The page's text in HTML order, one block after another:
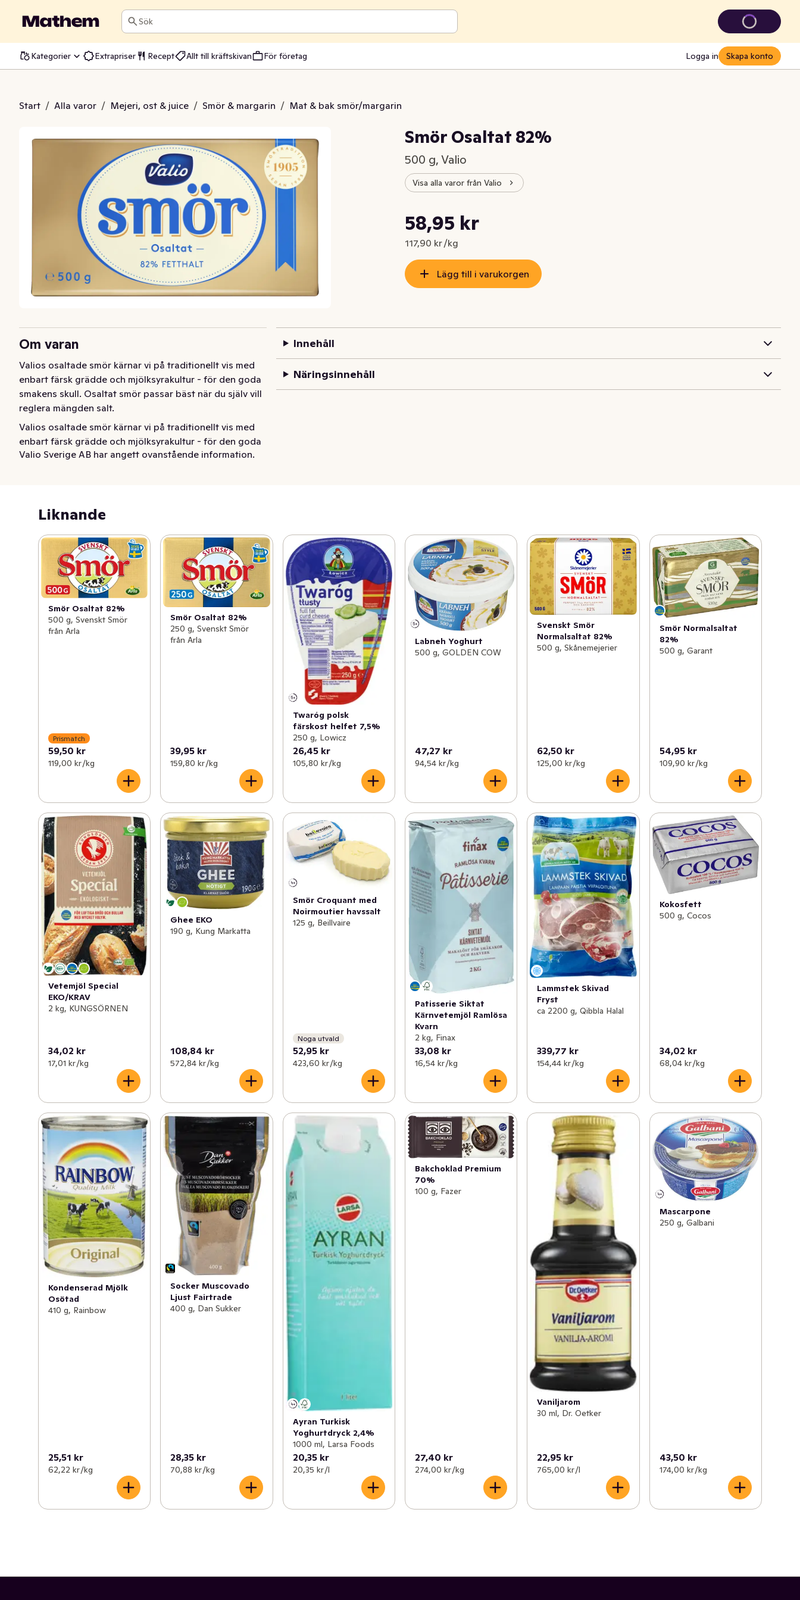
Sök
Kategorier Extrapriser Recept Allt till kräftskivan För företag Logga in Skapa konto
Start / Alla varor / Mejeri, ost & juice / Smör & margarin / Mat & bak smör/margarin
Osaltat 82%
Smör Osaltat 82%
500 g, Valio
Visa alla varor från Valio
Nuvarande pris är: 58,95 kr
58,95 kr
117,90 kr /kg
Styckpris: 117,90 kr /kg
Lägg till i varukorgen
Om varan
Valios osaltade smör kärnar vi på traditionellt vis med
enbart färsk grädde och mjölksyrakultur - för den goda
smakens skull. Osaltat smör passar bäst när du själv vill
reglera mängden salt.
Valios osaltade smör kärnar vi på traditionellt vis med
enbart färsk grädde och mjölksyrakultur - för den goda
smakens skull. Osaltat smör passar bäst när du själv vill
Valio Sverige AB har angett ovanstående information.
Innehåll
Näringsinnehåll
Liknande
Smör Osaltat 82%
500 g, Svenskt Smör
från Arla
Prismatch
59,50 kr
119,00 kr /kg
Smör Osaltat 82%
250 g, Svenskt Smör
från Arla
39,95 kr
159,80 kr /kg
Twaróg polsk
färskost helfet 7,5%
250 g, Lowicz
26,45 kr
105,80 kr /kg
Labneh Yoghurt
500 g, GOLDEN COW
47,27 kr
94,54 kr /kg
Svenskt Smör
Normalsaltat 82%
500 g, Skånemejerier
62,50 kr
125,00 kr /kg
Smör Normalsaltat
82%
500 g, Garant
54,95 kr
109,90 kr /kg
Vetemjöl Special
EKO/KRAV
2 kg, KUNGSÖRNEN
34,02 kr
17,01 kr /kg
Ghee EKO
190 g, Kung Markatta
108,84 kr
572,84 kr /kg
Smör Croquant med
Noirmoutier havssalt
125 g, Beillvaire
Noga utvald
52,95 kr
423,60 kr /kg
Patisserie Siktat
Kärnvetemjöl Ramlösa
Kvarn
2 kg, Finax
33,08 kr
16,54 kr /kg
Lammstek Skivad
Fryst
ca 2200 g, Qibbla Halal
339,77 kr
154,44 kr /kg
Kokosfett
500 g, Cocos
34,02 kr
68,04 kr /kg
Kondenserad Mjölk
Osötad
410 g, Rainbow
25,51 kr
62,22 kr /kg
Socker Muscovado
Ljust Fairtrade
400 g, Dan Sukker
28,35 kr
70,88 kr /kg
Ayran Turkisk
Yoghurtdryck 2,4%
1000 ml, Larsa Foods
20,35 kr
20,35 kr /l
Bakchoklad Premium
70%
100 g, Fazer
27,40 kr
274,00 kr /kg
Vaniljarom
30 ml, Dr. Oetker
22,95 kr
765,00 kr /l
Mascarpone
250 g, Galbani
43,50 kr
174,00 kr /kg